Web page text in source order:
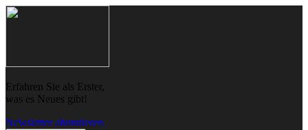
Skip
Skip
Erfahren Sie als Erster,
was es Neues gibt!
Newsletter abonnieren